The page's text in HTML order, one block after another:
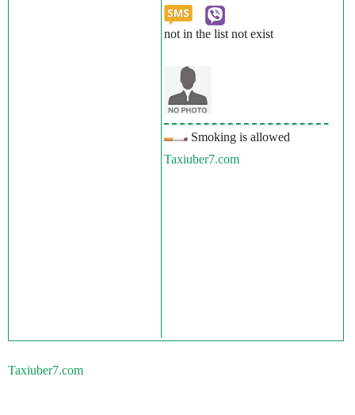
not in the list not exist
Smoking is allowed
Taxiuber7.com
Taxiuber7.com